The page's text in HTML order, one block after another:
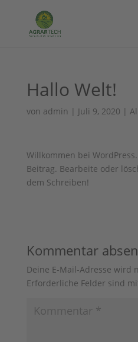
Hallo Welt!
von admin | Juli 9, 2020 |
Willkommen bei
Beitrag. Bearbeite oder
dem Schreiben!
Kommentar
Deine E-Mail-Adresse wird
Erforderliche Felder sind